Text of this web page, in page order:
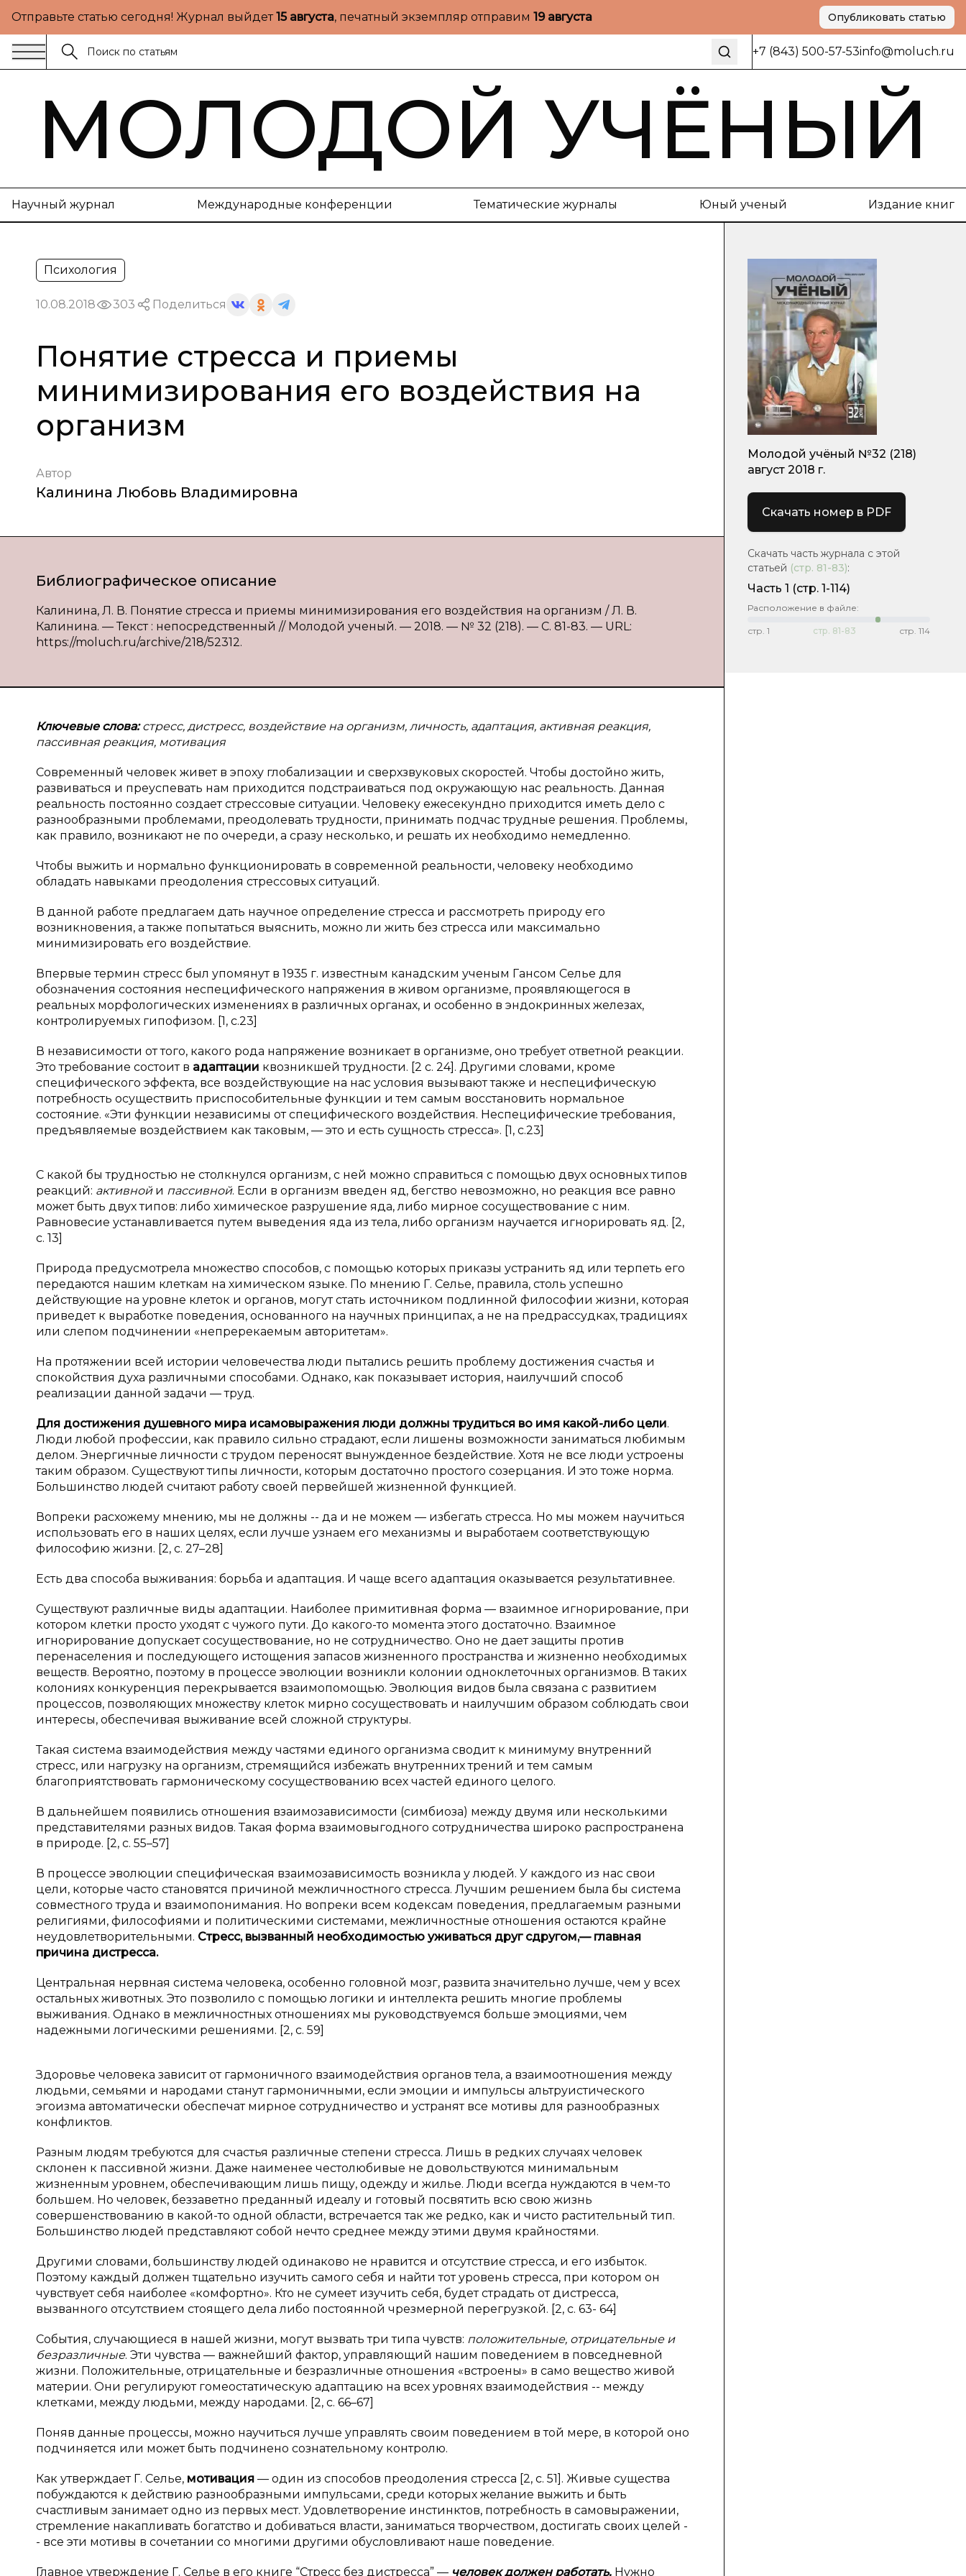
Отправьте статью сегодня! Журнал выйдет15 августа, печатный экземпляр отправим 19 августа Опубликовать статью
+7 (843) 500-57-53info@moluch.ru
МОЛОДОЙ УЧЁНЫЙ
Научный журнал Международные конференции Тематические журналы Юный ученый Издание книг
Психология
10.08.2018 303 Поделиться
Понятие стресса и приемы
минимизирования его воздействия на
организм
Автор
Калинина Любовь Владимировна
Библиографическое описание
Калинина, Л. В. Понятие стресса и приемы минимизирования его воздействия на организм / Л. В.
Калинина. — Текст : непосредственный // Молодой ученый. — 2018. — № 32 (218). — С. 81-83. — URL:
https://moluch.ru/archive/218/52312.
Ключевые слова:стресс, дистресс, воздействие на организм, личность, адаптация, активная реакция,
пассивная реакция, мотивация
Современный человек живет в эпоху глобализации и сверхзвуковых скоростей. Чтобы достойно жить,
развиваться и преуспевать нам приходится подстраиваться под окружающую нас реальность. Данная
реальность постоянно создает стрессовые ситуации. Человеку ежесекундно приходится иметь дело с
разнообразными проблемами, преодолевать трудности, принимать подчас трудные решения. Проблемы,
как правило, возникают не по очереди, а сразу несколько, и решать их необходимо немедленно.
Чтобы выжить и нормально функционировать в современной реальности, человеку необходимо
обладать навыками преодоления стрессовых ситуаций.
В данной работе предлагаем дать научное определение стресса и рассмотреть природу его
возникновения, а также попытаться выяснить, можно ли жить без стресса или максимально
минимизировать его воздействие.
Впервые термин стресс был упомянут в 1935 г. известным канадским ученым Гансом Селье для
обозначения состояния неспецифического напряжения в живом организме, проявляющегося в
реальных морфологических изменениях в различных органах, и особенно в эндокринных железах,
контролируемых гипофизом. [1, с.23]
В независимости от того, какого рода напряжение возникает в организме, оно требует ответной реакции.
Это требование состоит в адаптации квозникшей трудности. [2 с. 24]. Другими словами, кроме
специфического эффекта, все воздействующие на нас условия вызывают также и неспецифическую
потребность осуществить приспособительные функции и тем самым восстановить нормальное
состояние. «Эти функции независимы от специфического воздействия. Неспецифические требования,
предъявляемые воздействием как таковым, — это и есть сущность стресса». [1, с.23]
С какой бы трудностью не столкнулся организм, с ней можно справиться с помощью двух основных типов
реакций: активнойи пассивной. Если в организм введен яд, бегство невозможно, но реакция все равно
может быть двух типов: либо химическое разрушение яда, либо мирное сосуществование с ним.
Равновесие устанавливается путем выведения яда из тела, либо организм научается игнорировать яд. [2,
c. 13]
Природа предусмотрела множество способов, с помощью которых приказы устранить яд или терпеть его
передаются нашим клеткам на химическом языке. По мнению Г. Селье, правила, столь успешно
действующие на уровне клеток и органов, могут стать источником подлинной философии жизни, которая
приведет к выработке поведения, основанного на научных принципах, а не на предрассудках, традициях
или слепом подчинении «непререкаемым авторитетам».
На протяжении всей истории человечества люди пытались решить проблему достижения счастья и
спокойствия духа различными способами. Однако, как показывает история, наилучший способ
реализации данной задачи — труд.
Для достижения душевного мира исамовыражения люди должны трудиться во имя какой-либо цели.
Люди любой профессии, как правило сильно страдают, если лишены возможности заниматься любимым
делом. Энергичные личности с трудом переносят вынужденное бездействие. Хотя не все люди устроены
таким образом. Существуют типы личности, которым достаточно простого созерцания. И это тоже норма.
Большинство людей считают работу своей первейшей жизненной функцией.
Вопреки расхожему мнению, мы не должны -- да и не можем — избегать стресса. Но мы можем научиться
использовать его в наших целях, если лучше узнаем его механизмы и выработаем соответствующую
философию жизни. [2, с. 27–28]
Есть два способа выживания: борьба и адаптация. И чаще всего адаптация оказывается результативнее.
Существуют различные виды адаптации. Наиболее примитивная форма — взаимное игнорирование, при
котором клетки просто уходят с чужого пути. До какого-то момента этого достаточно. Взаимное
игнорирование допускает сосуществование, но не сотрудничество. Оно не дает защиты против
перенаселения и последующего истощения запасов жизненного пространства и жизненно необходимых
веществ. Вероятно, поэтому в процессе эволюции возникли колонии одноклеточных организмов. В таких
колониях конкуренция перекрывается взаимопомощью. Эволюция видов была связана с развитием
процессов, позволяющих множеству клеток мирно сосуществовать и наилучшим образом соблюдать свои
интересы, обеспечивая выживание всей сложной структуры.
Такая система взаимодействия между частями единого организма сводит к минимуму внутренний
стресс, или нагрузку на организм, стремящийся избежать внутренних трений и тем самым
благоприятствовать гармоническому сосуществованию всех частей единого целого.
В дальнейшем появились отношения взаимозависимости (симбиоза) между двумя или несколькими
представителями разных видов. Такая форма взаимовыгодного сотрудничества широко распространена
в природе. [2, с. 55–57]
В процессе эволюции специфическая взаимозависимость возникла у людей. У каждого из нас свои
цели, которые часто становятся причиной межличностного стресса. Лучшим решением была бы система
совместного труда и взаимопонимания. Но вопреки всем кодексам поведения, предлагаемым разными
религиями, философиями и политическими системами, межличностные отношения остаются крайне
неудовлетворительными. Стресс, вызванный необходимостью уживаться друг сдругом,— главная
причина дистресса.
Центральная нервная система человека, особенно головной мозг, развита значительно лучше, чем у всех
остальных животных. Это позволило с помощью логики и интеллекта решить многие проблемы
выживания. Однако в межличностных отношениях мы руководствуемся больше эмоциями, чем
надежными логическими решениями. [2, с. 59]
Здоровье человека зависит от гармоничного взаимодействия органов тела, а взаимоотношения между
людьми, семьями и народами станут гармоничными, если эмоции и импульсы альтруистического
эгоизма автоматически обеспечат мирное сотрудничество и устранят все мотивы для разнообразных
конфликтов.
Разным людям требуются для счастья различные степени стресса. Лишь в редких случаях человек
склонен к пассивной жизни. Даже наименее честолюбивые не довольствуются минимальным
жизненным уровнем, обеспечивающим лишь пищу, одежду и жилье. Люди всегда нуждаются в чем-то
большем. Но человек, беззаветно преданный идеалу и готовый посвятить всю свою жизнь
совершенствованию в какой-то одной области, встречается так же редко, как и чисто растительный тип.
Большинство людей представляют собой нечто среднее между этими двумя крайностями.
Другими словами, большинству людей одинаково не нравится и отсутствие стресса, и его избыток.
Поэтому каждый должен тщательно изучить самого себя и найти тот уровень стресса, при котором он
чувствует себя наиболее «комфортно». Кто не сумеет изучить себя, будет страдать от дистресса,
вызванного отсутствием стоящего дела либо постоянной чрезмерной перегрузкой. [2, с. 63- 64]
События, случающиеся в нашей жизни, могут вызвать три типа чувств: положительные, отрицательные и
безразличные. Эти чувства — важнейший фактор, управляющий нашим поведением в повседневной
жизни. Положительные, отрицательные и безразличные отношения «встроены» в само вещество живой
материи. Они регулируют гомеостатическую адаптацию на всех уровнях взаимодействия -- между
клетками, между людьми, между народами. [2, с. 66–67]
Поняв данные процессы, можно научиться лучше управлять своим поведением в той мере, в которой оно
подчиняется или может быть подчинено сознательному контролю.
Как утверждает Г. Селье, мотивация — один из способов преодоления стресса [2, с. 51]. Живые существа
побуждаются к действию разнообразными импульсами, среди которых желание выжить и быть
счастливым занимает одно из первых мест. Удовлетворение инстинктов, потребность в самовыражении,
стремление накапливать богатство и добиваться власти, заниматься творчеством, достигать своих целей -
- все эти мотивы в сочетании со многими другими обусловливают наше поведение.
Главное утверждение Г. Селье в его книге “Стресс без дистресса” — человек должен работать. Нужно
Молодой учёный №32 (218)
август 2018 г.
Скачать номер в PDF
Скачать часть журнала с этой
статьей (стр. 81-83):
Часть 1 (стр. 1-114)
Расположение в файле:
стр. 1 стр. 81-83 стр. 114